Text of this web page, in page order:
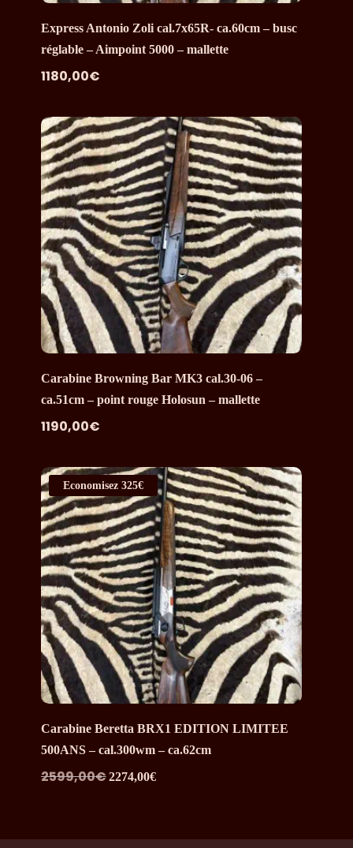
Express Antonio Zoli cal.7x65R- ca.60cm – busc
réglable – Aimpoint 5000 – mallette
1180,00€
Carabine Browning Bar MK3 cal.30-06 –
ca.51cm – point rouge Holosun – mallette
1190,00€
Economisez325€
Carabine Beretta BRX1 EDITION LIMITEE
500ANS – cal.300wm – ca.62cm
2599,00€Le
était :
2274,00€Le
est :